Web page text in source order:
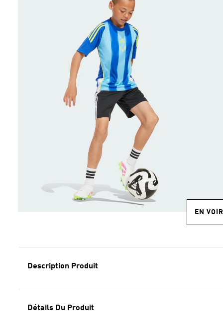
EN
Description Produit
Détails Du Produit